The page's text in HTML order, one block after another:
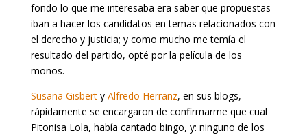
fondo lo que me interesaba era saber que propuestas
iban a hacer los candidatos en temas relacionados con
el derecho y justicia; y como mucho me temía el
resultado del partido, opté por la película de los
monos.
Susana Gisberty Alfredo Herranz, en sus blogs,
rápidamente se encargaron de confirmarme que cual
Pitonisa Lola, había cantado bingo, y: ninguno de los